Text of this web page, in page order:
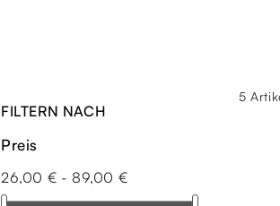
FILTERN NACH
Preis
26,00 € - 89,00 €
5